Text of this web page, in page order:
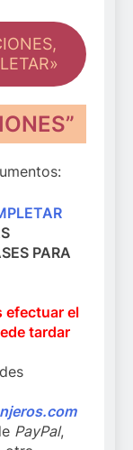
PARA
efectuar el
tardar
PayPal,